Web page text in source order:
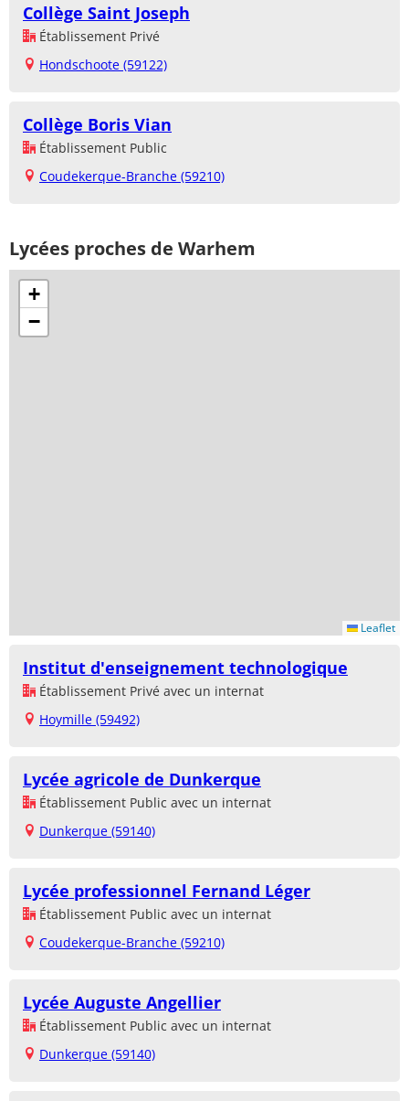
Collège Saint Joseph
Établissement Privé
Hondschoote (59122)
Collège Boris Vian
Établissement Public
Coudekerque-Branche (59210)
Lycées proches de Warhem
+
−
Leaflet
Institut d'enseignement technologique
Établissement Privé avec un internat
Hoymille (59492)
Lycée agricole de Dunkerque
Établissement Public avec un internat
Dunkerque (59140)
Lycée professionnel Fernand Léger
Établissement Public avec un internat
Coudekerque-Branche (59210)
Lycée Auguste Angellier
Établissement Public avec un internat
Dunkerque (59140)